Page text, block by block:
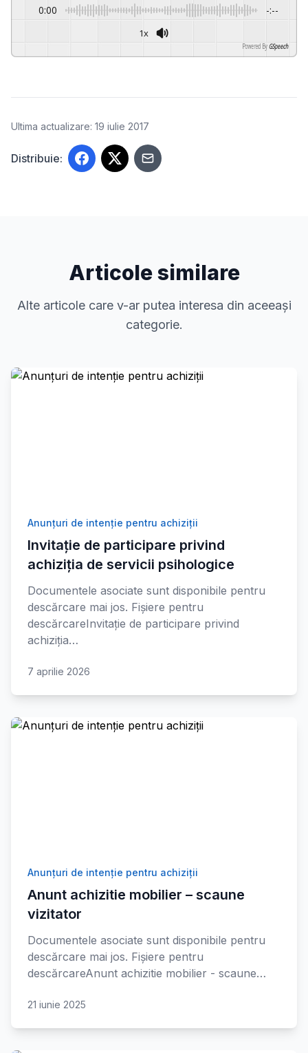
0:00 -:--
1x
Powered By GSpeech
Ultima actualizare: 19 iulie 2017
Distribuie:
Articole similare
Alte articole care v-ar putea interesa din aceeași
categorie.
Anunțuri de intenție pentru achiziții
Invitație de participare privind
achiziția de servicii psihologice
Documentele asociate sunt disponibile pentru
descărcare mai jos. Fișiere pentru
descărcareInvitație de participare privind
achiziția…
7 aprilie 2026
Anunțuri de intenție pentru achiziții
Anunt achizitie mobilier – scaune
vizitator
Documentele asociate sunt disponibile pentru
descărcare mai jos. Fișiere pentru
descărcareAnunt achizitie mobilier - scaune…
21 iunie 2025